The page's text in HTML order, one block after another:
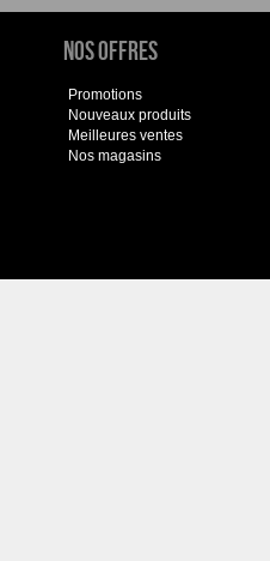
Nos offres
Promotions
Nouveaux produits
Meilleures ventes
Nos magasins